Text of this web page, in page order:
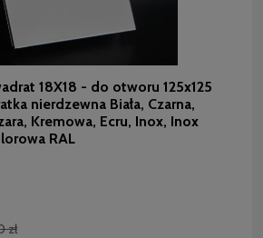
18X18 - do otworu 125x125
nierdzewna Biała, Czarna,
Kremowa, Ecru, Inox, Inox
RAL
zł